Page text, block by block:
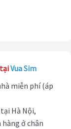
Vua Sim
miễn phí (áp
Hà Nội,
hàng ở chân